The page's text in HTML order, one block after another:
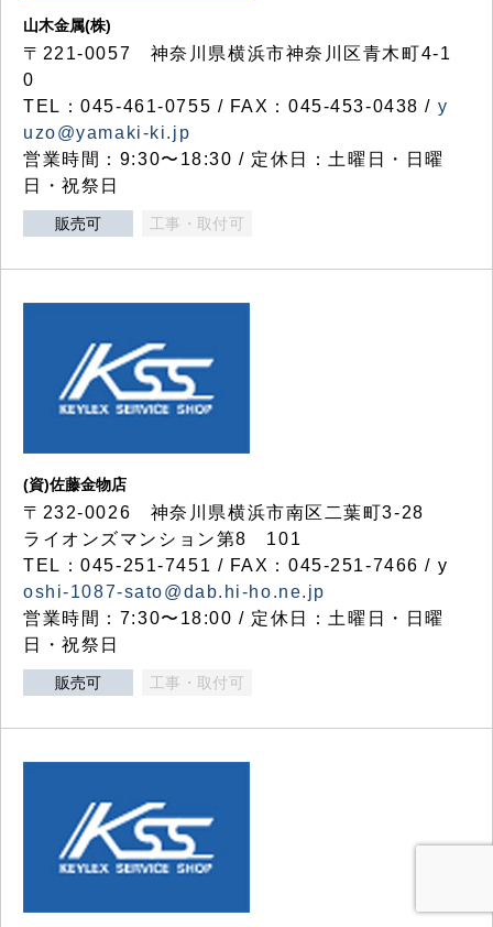
山木金属(株)
〒221-0057 神奈川県横浜市神奈川区青木町4-1
0
TEL：045-461-0755 / FAX：045-453-0438 / y
uzo@yamaki-ki.jp
営業時間：9:30〜18:30 / 定休日：土曜日・日曜
日・祝祭日
販売可 工事・取付可
(資)佐藤金物店
〒232-0026 神奈川県横浜市南区二葉町3-28
ライオンズマンション第8 101
TEL：045-251-7451 / FAX：045-251-7466 / y
oshi-1087-sato@dab.hi-ho.ne.jp
営業時間：7:30〜18:00 / 定休日：土曜日・日曜
日・祝祭日
販売可 工事・取付可